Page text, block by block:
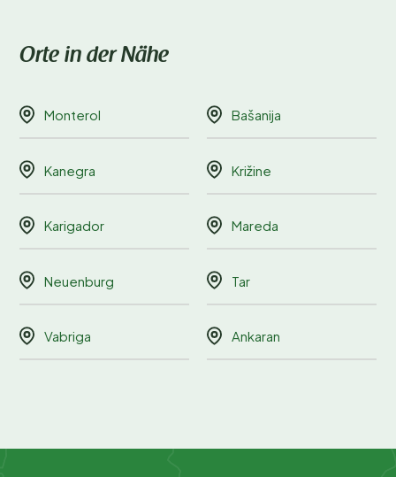
Orte in der Nähe
Monterol Bašanija
Kanegra Križine
Karigador Mareda
Neuenburg Tar
Vabriga Ankaran